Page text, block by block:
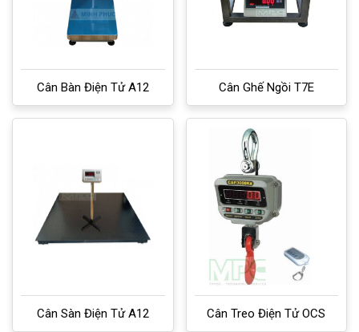
Cân Bàn Điện Tử A12 Cân Ghế Ngồi T7E
Cân Sàn Điện Tử A12 Cân Treo Điện Tử OCS